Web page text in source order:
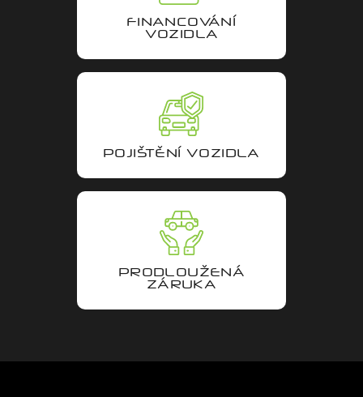
FINANCOVÁNÍ
VOZIDLA
POJIŠTĚNÍ VOZIDLA
PRODLOUŽENÁ
ZÁRUKA
Mám zájem
O prohlídku vozu v Praze
O testovací jízdu v Praze
Probereme i financování?
Mám vyřešeno
Zajímá mě leasing či úvěr
Mám auto na protiúčet
Na jak dlouho?
E-mail: *
Odesláním souhlasím sezpracováním osobních
ODESLAT
Odesláním souhlasím sezpracováním osobních